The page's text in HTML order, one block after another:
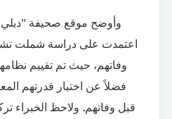
وأوضح موقع صحيفة "ديلي
وفاتهم، حيث تم تقييم
قبل وفاتهم. ولاحظ الخبراء